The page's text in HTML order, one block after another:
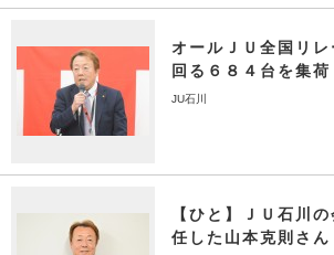
オールＪＵ全国リ
回る６８４台を集荷
JU石川
【ひと】ＪＵ石川
任した山本克則さん